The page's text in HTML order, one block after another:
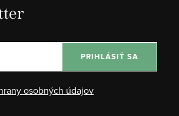
osobných údajov
PRIHLÁSIŤ SA